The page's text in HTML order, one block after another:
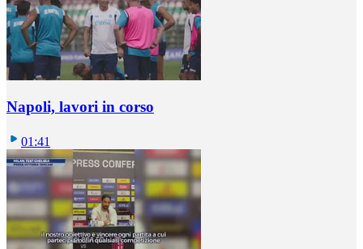
Napoli, lavori in corso
01:41